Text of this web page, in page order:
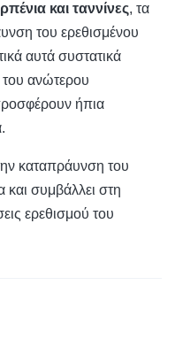
και ταννίνες, τα
του ερεθισμένου
αυτά συστατικά
ανώτερου
ήπια
καταπράυνση του
και συμβάλλει στη
ερεθισμού του